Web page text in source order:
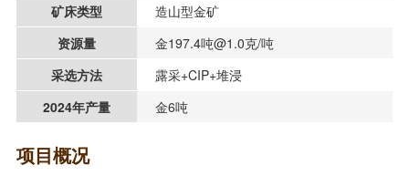
矿床类型
造山型金矿
资源量
金197.4吨@1.0克/吨
采选方法
露采+CIP+堆浸
2024年产量
金6吨
项目概况